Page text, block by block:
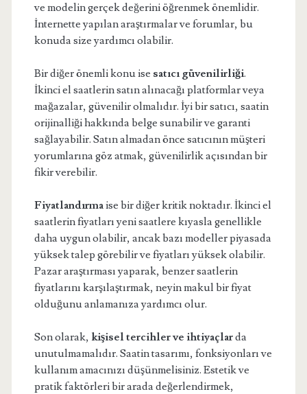
ve modelin gerçek değerini öğrenmek önemlidir.
İnternette yapılan araştırmalar ve forumlar, bu
konuda size yardımcı olabilir.
Bir diğer önemli konu ise satıcı güvenilirliği.
İkinci el saatlerin satın alınacağı platformlar veya
mağazalar, güvenilir olmalıdır. İyi bir satıcı, saatin
orijinalliği hakkında belge sunabilir ve garanti
sağlayabilir. Satın almadan önce satıcının müşteri
yorumlarına göz atmak, güvenilirlik açısından bir
fikir verebilir.
Fiyatlandırmaise bir diğer kritik noktadır. İkinci el
saatlerin fiyatları yeni saatlere kıyasla genellikle
daha uygun olabilir, ancak bazı modeller piyasada
yüksek talep görebilir ve fiyatları yüksek olabilir.
Pazar araştırması yaparak, benzer saatlerin
fiyatlarını karşılaştırmak, neyin makul bir fiyat
olduğunu anlamanıza yardımcı olur.
Son olarak, kişisel tercihler ve ihtiyaçlarda
unutulmamalıdır. Saatin tasarımı, fonksiyonları ve
kullanım amacınızı düşünmelisiniz. Estetik ve
pratik faktörleri bir arada değerlendirmek,